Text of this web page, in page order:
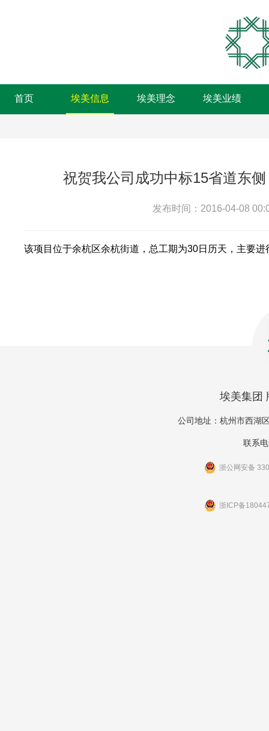
首页 埃美信息 埃美理念 埃美业绩
祝贺我公司成功中标15省道东
发布时间：2016-04-08
该项目位于余杭区余杭街道，总工期为30日历天，主要
埃美集团
公司地址：杭州市西湖
联系
浙公网安备
浙ICP备